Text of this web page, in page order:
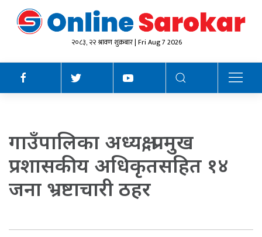
२०८३, २२ श्रावण शुक्रबार | Fri Aug 7 2026
गाउँपालिका अध्यक्ष, प्रमुख
प्रशासकीय अधिकृतसहित १४
जना भ्रष्टाचारी ठहर